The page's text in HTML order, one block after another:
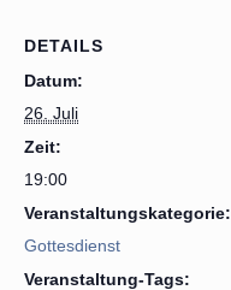
DETAILS
Datum:
26. Juli
Zeit:
19:00
Veranstaltungskategorie:
Gottesdienst
Veranstaltung-Tags: